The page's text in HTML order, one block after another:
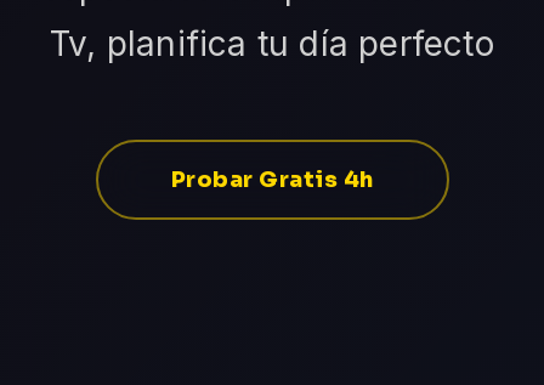
Tv, planifica tu día perfecto
Probar Gratis 4h